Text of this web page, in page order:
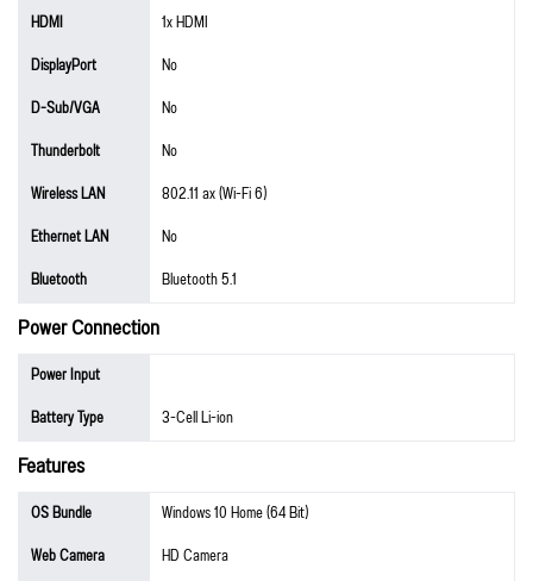
HDMI
1x HDMI
DisplayPort
No
D-Sub/VGA
No
Thunderbolt
No
Wireless LAN
802.11 ax (Wi-Fi 6)
Ethernet LAN
No
Bluetooth
Bluetooth 5.1
Power Connection
Power Input
Battery Type
3-Cell Li-ion
Features
OS Bundle
Windows 10 Home (64 Bit)
Web Camera
HD Camera